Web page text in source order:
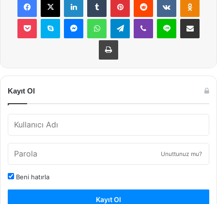
Pocket Skype MessengerWhatsAppTelegramViber Line E-Posta ile
Yazdır
Kayıt Ol
Unuttunuz mu?
Beni hatırla
Kayıt Ol